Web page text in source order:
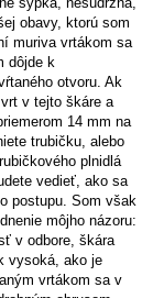
obavy, ktorú som
muriva vrtákom sa
dôjde k
otvoru. Ak
v tejto škáre a
14 mm na
trubičku, alebo
plnidlá
vedieť, ako sa
postupu. Som však
môjho názoru:
v odbore, škára
vysoká, ako je
vrtákom sa v